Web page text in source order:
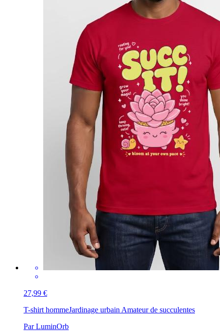
27,99 €
T-shirt hommeJardinage urbain Amateur de succulentes
Par LuminOrb